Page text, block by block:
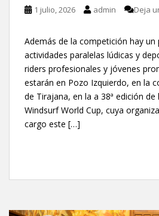
1 julio, 2026 admin Deja
Además de la competición hay un
actividades paralelas lúdicas y
riders profesionales y jóvenes
estarán en Pozo Izquierdo, en la
de Tirajana, en la a 38ª edición de
Windsurf World Cup, cuya
cargo este […]